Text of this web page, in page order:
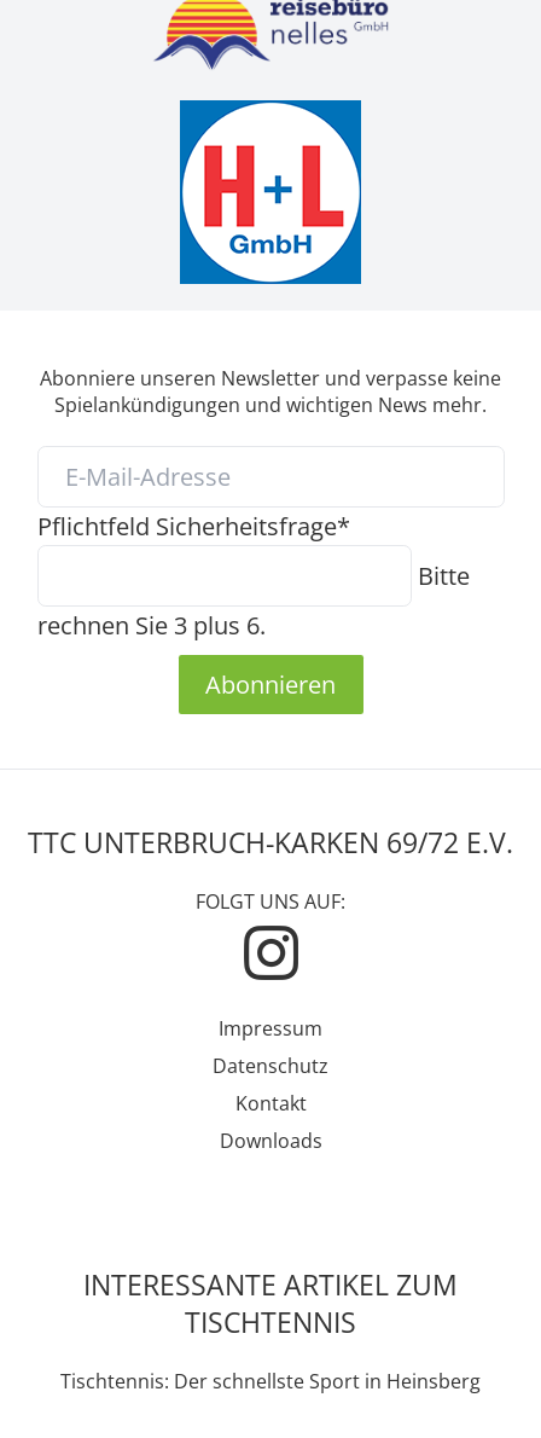
Abonniere unseren Newsletter und verpasse keine
Spielankündigungen und wichtigen News mehr.
Pflichtfeld Sicherheitsfrage*
Bitte
rechnen Sie 3 plus 6.
Abonnieren
TTC UNTERBRUCH-KARKEN 69/72 E.V.
FOLGT UNS AUF:
Impressum
Datenschutz
Kontakt
Downloads
INTERESSANTE ARTIKEL ZUM
TISCHTENNIS
Tischtennis: Der schnellste Sport in Heinsberg